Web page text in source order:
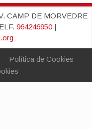
CAMP DE MORVEDRE
964246950|
Política de Cookies